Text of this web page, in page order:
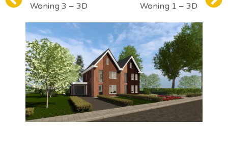
Woning 3 – 3D Woning 1 – 3D